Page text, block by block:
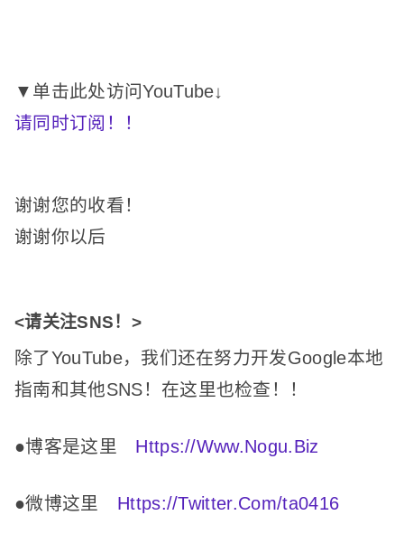
▼单击此处访问YouTube↓
请同时订阅！
！
谢谢您的收看！
谢谢你以后
<请关注SNS！ >
除了YouTube，我们还在努力开发Google本地
指南和其他SNS！ 在这里也检查！ ！
●博客是这里 Https://Www.Nogu.Biz
●微博这里 Https://Twitter.Com/ta0416